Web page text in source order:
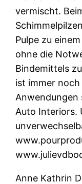
vermischt.
Pulpe zu
ohne die
Bindemittels
ist immer
Anwendungen
Auto Interiors.
Anne Kathrin